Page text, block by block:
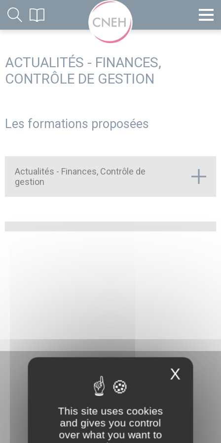
ACTUALITÉS - FINANCES,
CONTRÔLE DE GESTION
Les formations proposées
Actualités - Finances, Contrôle de
gestion
3 rue Danton
92240 Malakoff
X
This site uses cookies
and gives you control
over what you want to